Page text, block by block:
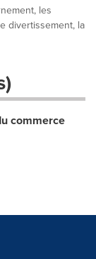
les
divertissement, la
commerce